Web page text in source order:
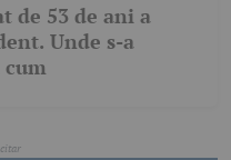
de 53 de ani a
Unde s-a